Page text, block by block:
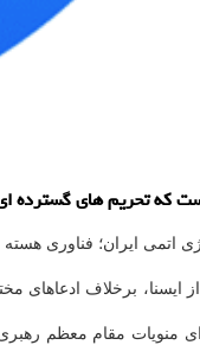
تحریم های گسترده ای
اتمی ایران؛ فناوری
برخلاف ادعاهای
منویات مقام معظم